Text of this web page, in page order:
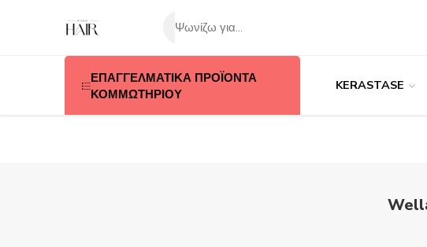
ΕΠΑΓΓΕΛΜΑΤΙΚΑ ΠΡΟΪΟΝΤΑ
ΚΟΜΜΩΤΗΡΙΟΥ
KERASTASE